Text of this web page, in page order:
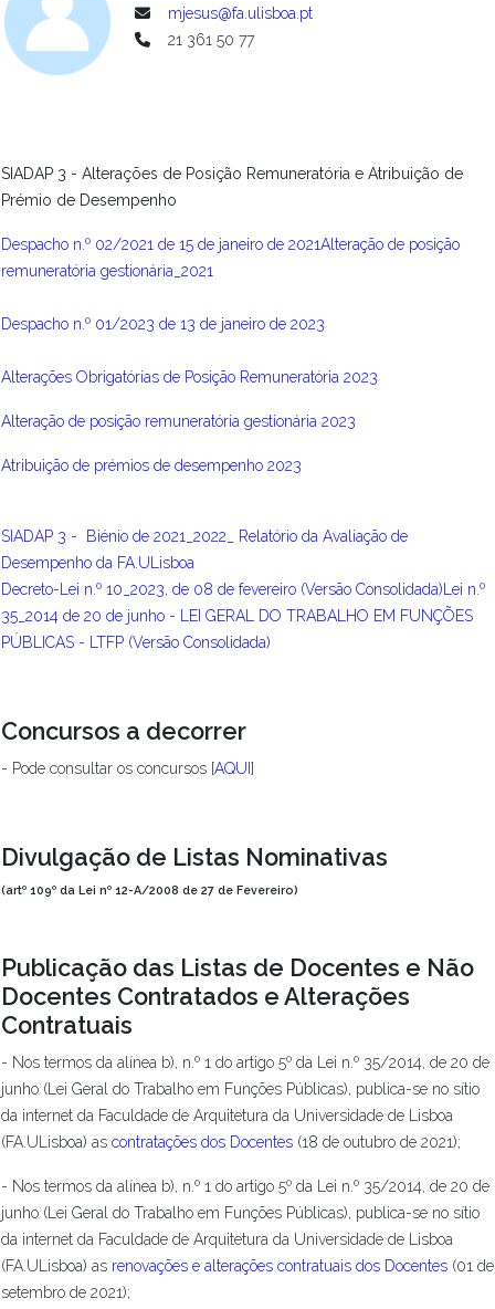
mjesus@fa.ulisboa.pt
21 361 50 77
SIADAP 3 - Alterações de Posição Remuneratória e Atribuição de
Prémio de Desempenho
Despacho n.º 02/2021 de 15 de janeiro de 2021Alteração de posição
remuneratória gestionária_2021
Despacho n.º 01/2023 de 13 de janeiro de 2023
Alterações Obrigatórias de Posição Remuneratória 2023
Alteração de posição remuneratória gestionária 2023
Atribuição de prémios de desempenho 2023
SIADAP 3 - Biénio de 2021_2022_ Relatório da Avaliação de
Desempenho da FA.ULisboa
Decreto-Lei n.º 10_2023, de 08 de fevereiro (Versão Consolidada) Lei n.º
35_2014 de 20 de junho - LEI GERAL DO TRABALHO EM FUNÇÕES
PÚBLICAS - LTFP (Versão Consolidada)
Concursos a decorrer
- Pode consultar os concursos [AQUI ]
Divulgação de Listas Nominativas
(artº 109º da Lei nº 12-A/2008 de 27 de Fevereiro)
Publicação das Listas de Docentes e Não
Docentes Contratados e Alterações
Contratuais
- Nos termos da alínea b), n.º 1 do artigo 5º da Lei n.º 35/2014, de 20 de
junho (Lei Geral do Trabalho em Funções Públicas), publica-se no sítio
da internet da Faculdade de Arquitetura da Universidade de Lisboa
(FA.ULisboa) as contratações dos Docentes (18 de outubro de 2021);
- Nos termos da alínea b), n.º 1 do artigo 5º da Lei n.º 35/2014, de 20 de
junho (Lei Geral do Trabalho em Funções Públicas), publica-se no sítio
da internet da Faculdade de Arquitetura da Universidade de Lisboa
(FA.ULisboa) as renovações e alterações contratuais dos Docentes (01 de
setembro de 2021);